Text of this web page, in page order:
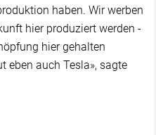
haben. Wir werben
hier produziert werden -
hier gehalten
eben auch Tesla», sagte